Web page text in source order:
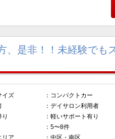
、是非！！未経験でも
イズ ：コンパクトカー
者 ：デイサロン利用者
り ：軽いサポート有り
：5〜8件
リア ：中区・南区